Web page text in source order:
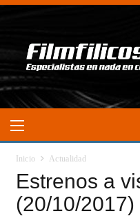
Inicio Actualidad
Estrenos a
(20/10/2017)